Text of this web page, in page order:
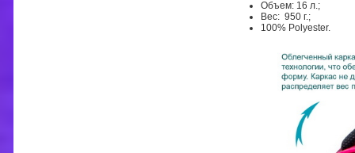
Объем: 16 л.;
Вес: 950 г.;
100% Polyester.